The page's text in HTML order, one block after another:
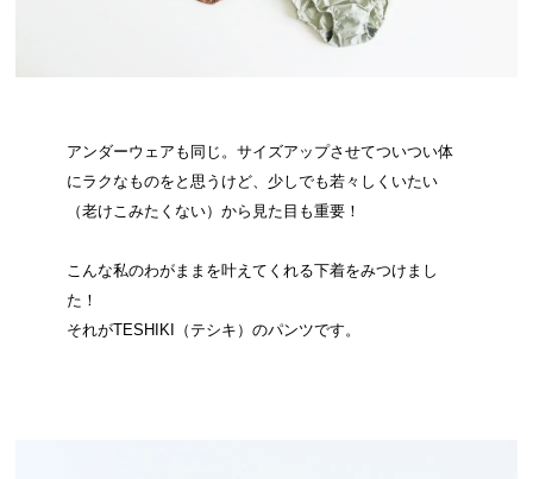
アンダーウェアも同じ。サイズアップさせてついつい体
にラクなものをと思うけど、少しでも若々しくいたい
（老けこみたくない）から見た目も重要！
こんな私のわがままを叶えてくれる下着をみつけまし
た！
それがTESHIKI（テシキ）のパンツです。